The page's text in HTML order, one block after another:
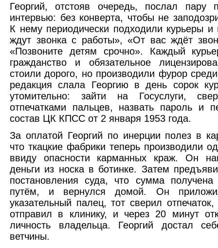
Георгий, отстояв очередь, послал пару
интервью: без конверта, чтобы не
К нему периодически подходили курьеры
ждут звонка с работы», «От вас ждёт
«Позвоните детям срочно». Каждый
гражданство и обязательное
стоили дорого, но производили фурор
редакция слала Георгию в день сорок
утомительно: зайти на Госуслуги,
отпечатками пальцев, назвать пароль и
состав ЦК КПСС от 2 января 1953 года.
За оплатой Георгий по инерции полез в
что ткацкие фабрики теперь производили
ввиду опасности карманных краж. Он
деньги из носка в ботинке. Затем
постановления суда, что сумма
путём, и вернулся домой. Он
указательный палец, тот сверил
отправил в клинику, и через 20 минут
личность владельца. Георгий достал
ветчины.